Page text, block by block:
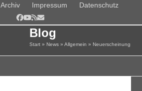
Archiv Impressum
Datenschutz
Facebook
YouTube
RSS
E-
Mail
Blog
Start »News »Allgemein »Neuerscheinung